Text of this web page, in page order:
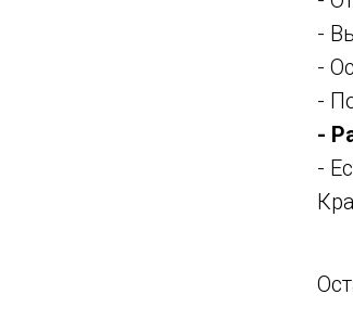
-
-
-
-
-